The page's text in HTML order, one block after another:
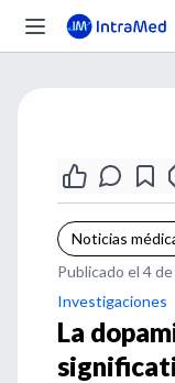
Noticias
Publicado el 4
Investigaciones
La